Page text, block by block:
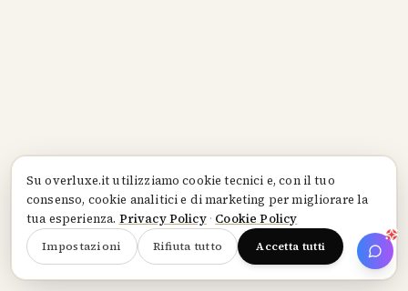
Suoverluxe.itutilizziamo cookie tecnici e, con il tuo
consenso, cookie analitici e di marketing per migliorare la
tua esperienza. Privacy Policy· Cookie Policy
Impostazioni Rifiuta tutto Accetta tutti